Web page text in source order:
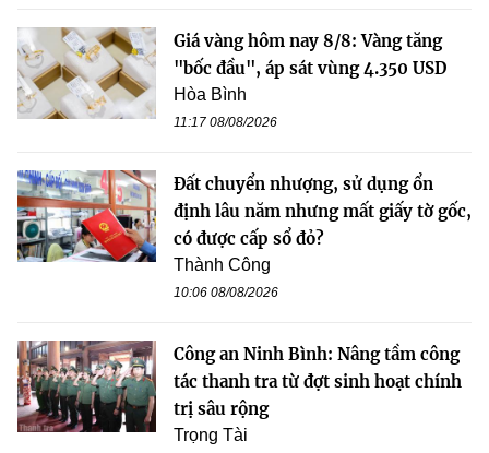
Giá vàng hôm nay 8/8: Vàng tăng
"bốc đầu", áp sát vùng 4.350 USD
Hòa Bình
11:17 08/08/2026
Đất chuyển nhượng, sử dụng ổn
định lâu năm nhưng mất giấy tờ gốc,
có được cấp sổ đỏ?
Thành Công
10:06 08/08/2026
Công an Ninh Bình: Nâng tầm công
tác thanh tra từ đợt sinh hoạt chính
trị sâu rộng
Trọng Tài